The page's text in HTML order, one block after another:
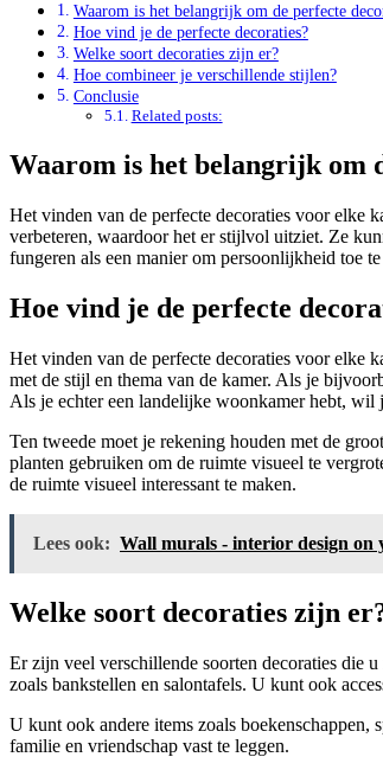
Waarom is het belangrijk om de perfecte
Hoe vind je de perfecte decoraties?
Welke soort decoraties zijn er?
Hoe combineer je verschillende stijlen?
Conclusie
Related posts:
Waarom is het belangrijk om
Het vinden van de perfecte decoraties voor elke
verbeteren, waardoor het er stijlvol uitziet. Ze
fungeren als een manier om persoonlijkheid toe
Hoe vind je de perfecte
Het vinden van de perfecte decoraties voor elke
met de stijl en thema van de kamer. Als je
Als je echter een landelijke woonkamer hebt, wil
Ten tweede moet je rekening houden met de
planten gebruiken om de ruimte visueel te
de ruimte visueel interessant te maken.
Lees ook: Wall murals - interior design on
Welke soort decoraties zijn
Er zijn veel verschillende soorten decoraties die
zoals bankstellen en salontafels. U kunt ook
U kunt ook andere items zoals
familie en vriendschap vast te leggen.